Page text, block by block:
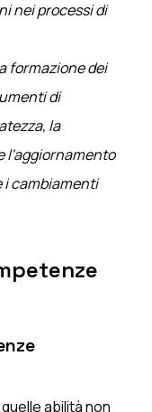
nei processi di
formazione dei
di
la
l'aggiornamento
i cambiamenti
abilità non